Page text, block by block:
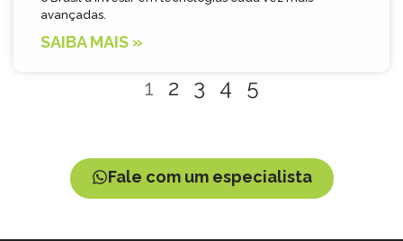
avançadas.
SAIBA MAIS »
1 2 3 4 5
Fale com um especialista